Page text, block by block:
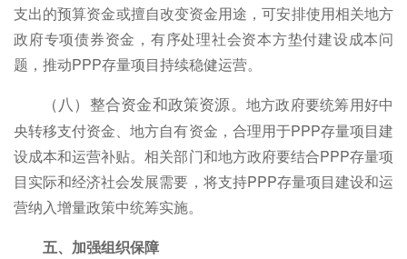
支出的预算资金或擅自改变资金用途，可安排使用相关地方
政府专项债券资金，有序处理社会资本方垫付建设成本问
题，推动PPP存量项目持续稳健运营。
（八）整合资金和政策资源。 地方政府要统筹用好中
央转移支付资金、地方自有资金，合理用于PPP存量项目建
设成本和运营补贴。相关部门和地方政府要结合PPP存量项
目实际和经济社会发展需要，将支持PPP存量项目建设和运
营纳入增量政策中统筹实施。
五、加强组织保障